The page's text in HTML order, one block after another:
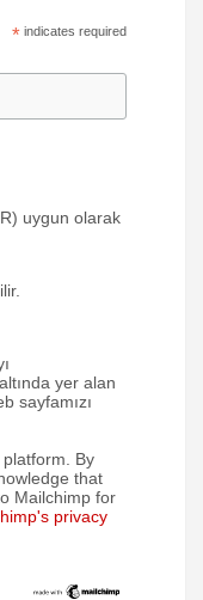
* indicates required
uygun olarak
yer alan
sayfamızı
By
that
Mailchimp for
privacy